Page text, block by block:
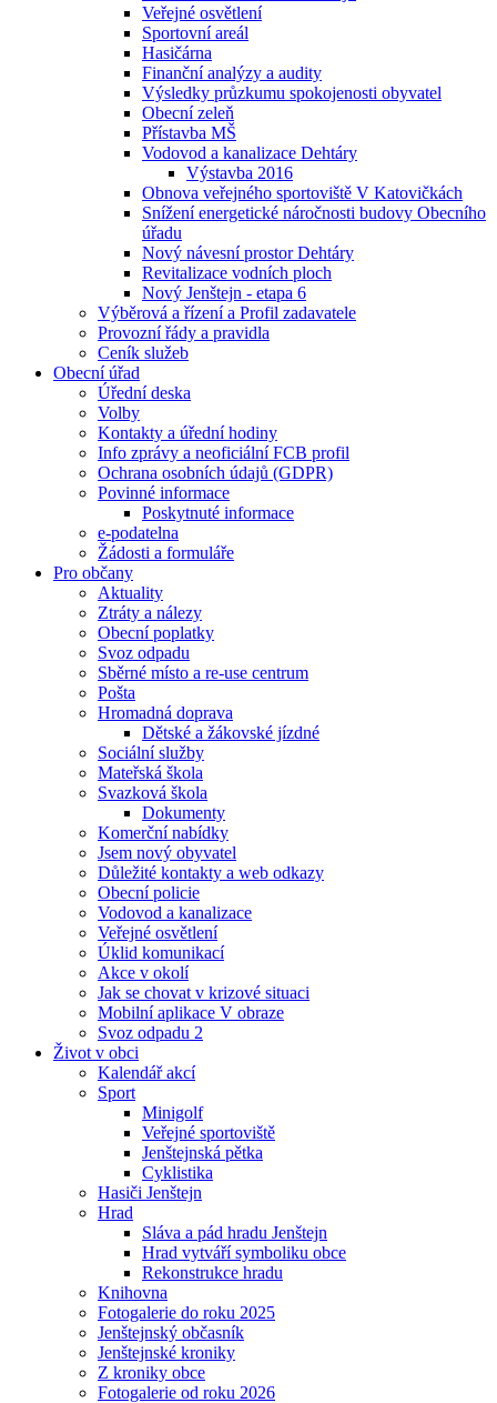
Veřejné osvětlení
Sportovní areál
Hasičárna
Finanční analýzy a audity
Výsledky průzkumu spokojenosti obyvatel
Obecní zeleň
Přístavba MŠ
Vodovod a kanalizace Dehtáry
Výstavba 2016
Obnova veřejného sportoviště V Katovičkách
Snížení energetické náročnosti budovy Obecního
úřadu
Nový návesní prostor Dehtáry
Revitalizace vodních ploch
Nový Jenštejn - etapa 6
Výběrová a řízení a Profil zadavatele
Provozní řády a pravidla
Ceník služeb
Obecní úřad
Úřední deska
Volby
Kontakty a úřední hodiny
Info zprávy a neoficiální FCB profil
Ochrana osobních údajů (GDPR)
Povinné informace
Poskytnuté informace
e-podatelna
Žádosti a formuláře
Pro občany
Aktuality
Ztráty a nálezy
Obecní poplatky
Svoz odpadu
Sběrné místo a re-use centrum
Pošta
Hromadná doprava
Dětské a žákovské jízdné
Sociální služby
Mateřská škola
Svazková škola
Dokumenty
Komerční nabídky
Jsem nový obyvatel
Důležité kontakty a web odkazy
Obecní policie
Vodovod a kanalizace
Veřejné osvětlení
Úklid komunikací
Akce v okolí
Jak se chovat v krizové situaci
Mobilní aplikace V obraze
Svoz odpadu 2
Život v obci
Kalendář akcí
Sport
Minigolf
Veřejné sportoviště
Jenštejnská pětka
Cyklistika
Hasiči Jenštejn
Hrad
Sláva a pád hradu Jenštejn
Hrad vytváří symboliku obce
Rekonstrukce hradu
Knihovna
Fotogalerie do roku 2025
Jenštejnský občasník
Jenštejnské kroniky
Z kroniky obce
Fotogalerie od roku 2026